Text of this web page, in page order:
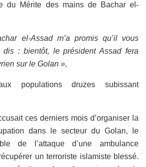
du Mérite des mains de Bachar el-
el-Assad m’a promis qu’il vous
: bientôt, le président Assad fera
sur le Golan »,
populations druzes subissant
ces derniers mois d’organiser la
dans le secteur du Golan, le
de l’attaque d’une ambulance
un terroriste islamiste blessé.